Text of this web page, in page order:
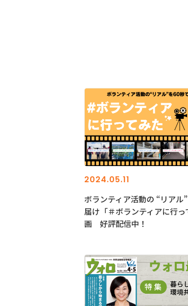
2024.05.11
ボランティア活動の “リアル
届け「＃ボランティアに行っ
画 好評配信中！